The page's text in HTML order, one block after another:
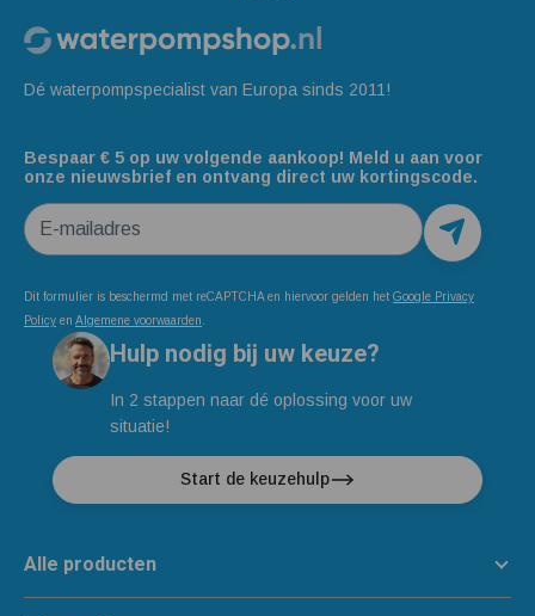
Dé waterpompspecialist van Europa sinds 2011!
Bespaar € 5 op uw volgende aankoop! Meld u aan voor
onze nieuwsbrief en ontvang direct uw kortingscode.
E-mailadres
Dit formulier is beschermd met reCAPTCHA en hiervoor gelden het Google Privacy
Policy en Algemene voorwaarden
Hulp nodig bij uw keuze?
In 2 stappen naar dé oplossing voor uw
situatie!
Start de keuzehulp
Alle producten